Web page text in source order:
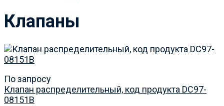
Клапаны
По запросу
Клапан распределительный, код продукта DC97-
08151B